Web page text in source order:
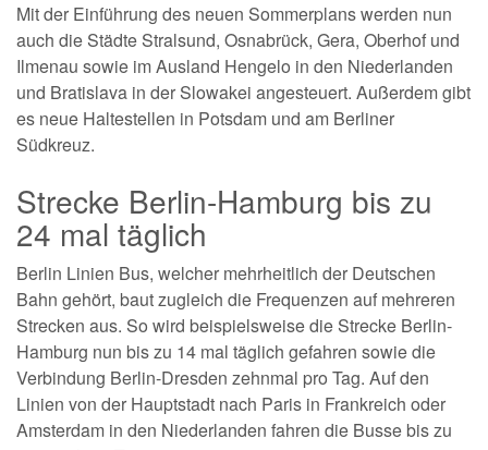
Mit der Einführung des neuen Sommerplans werden nun
auch die Städte Stralsund, Osnabrück, Gera, Oberhof und
Ilmenau sowie im Ausland Hengelo in den Niederlanden
und Bratislava in der Slowakei angesteuert. Außerdem gibt
es neue Haltestellen in Potsdam und am Berliner
Südkreuz.
Strecke Berlin-Hamburg bis zu
24 mal täglich
Berlin Linien Bus, welcher mehrheitlich der Deutschen
Bahn gehört, baut zugleich die Frequenzen auf mehreren
Strecken aus. So wird beispielsweise die Strecke Berlin-
Hamburg nun bis zu 14 mal täglich gefahren sowie die
Verbindung Berlin-Dresden zehnmal pro Tag. Auf den
Linien von der Hauptstadt nach Paris in Frankreich oder
Amsterdam in den Niederlanden fahren die Busse bis zu